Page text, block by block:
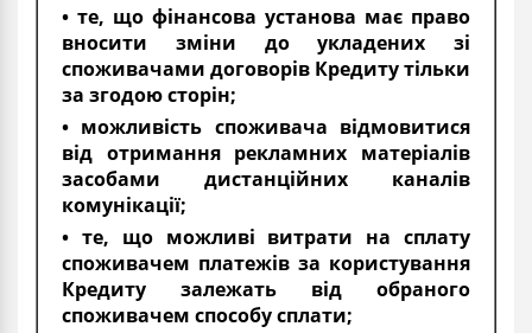
• те, що фінансова установа має право
вносити зміни до укладених зі
споживачами договорів Кредиту тільки
за згодою сторін;
• можливість споживача відмовитися
від отримання рекламних матеріалів
засобами дистанційних каналів
комунікації;
• те, що можливі витрати на сплату
споживачем платежів за користування
Кредиту залежать від обраного
споживачем способу сплати;